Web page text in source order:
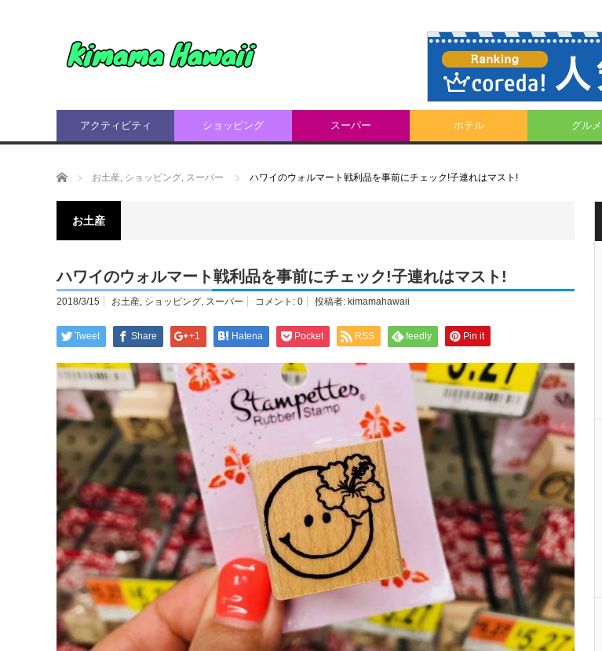
アクティビティ ショッピング スーパー ホテル グルメ
ホーム お土産, ショッピング, スーパー ハワイのウォルマート戦利品を事前にチェック!子連れはマスト!
お土産
ハワイのウォルマート戦利品を事前にチェック!子連れはマスト!
2018/3/15 お土産, ショッピング, スーパー コメント: 0 投稿者: kimamahawaii
Tweet Share +1 Hatena Pocket RSS feedly Pin it